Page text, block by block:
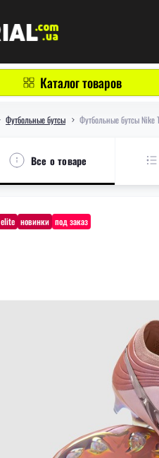
Каталог товаров
Футбольные бутсы Футбольные бутсы Nike
Все о товаре
elite новинки под заказ